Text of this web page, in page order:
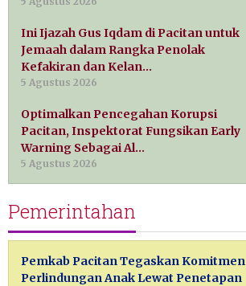
Ini Ijazah Gus Iqdam di Pacitan untuk
Jemaah dalam Rangka Penolak
Kefakiran dan Kelan…
5 Agustus 2026
Optimalkan Pencegahan Korupsi
Pacitan, Inspektorat Fungsikan Early
Warning Sebagai Al…
5 Agustus 2026
Pemerintahan
Pemkab Pacitan Tegaskan Komitmen
Perlindungan Anak Lewat Penetapan